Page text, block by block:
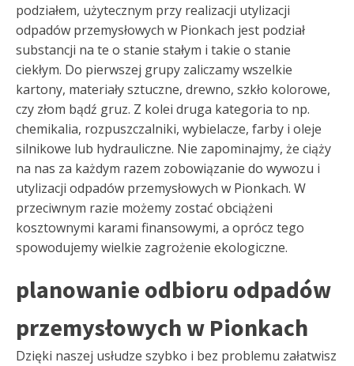
podziałem, użytecznym przy realizacji utylizacji
odpadów przemysłowych w Pionkach jest podział
substancji na te o stanie stałym i takie o stanie
ciekłym. Do pierwszej grupy zaliczamy wszelkie
kartony, materiały sztuczne, drewno, szkło kolorowe,
czy złom bądź gruz. Z kolei druga kategoria to np.
chemikalia, rozpuszczalniki, wybielacze, farby i oleje
silnikowe lub hydrauliczne. Nie zapominajmy, że ciąży
na nas za każdym razem zobowiązanie do wywozu i
utylizacji odpadów przemysłowych w Pionkach. W
przeciwnym razie możemy zostać obciążeni
kosztownymi karami finansowymi, a oprócz tego
spowodujemy wielkie zagrożenie ekologiczne.
planowanie odbioru odpadów
przemysłowych w Pionkach
Dzięki naszej usłudze szybko i bez problemu załatwisz